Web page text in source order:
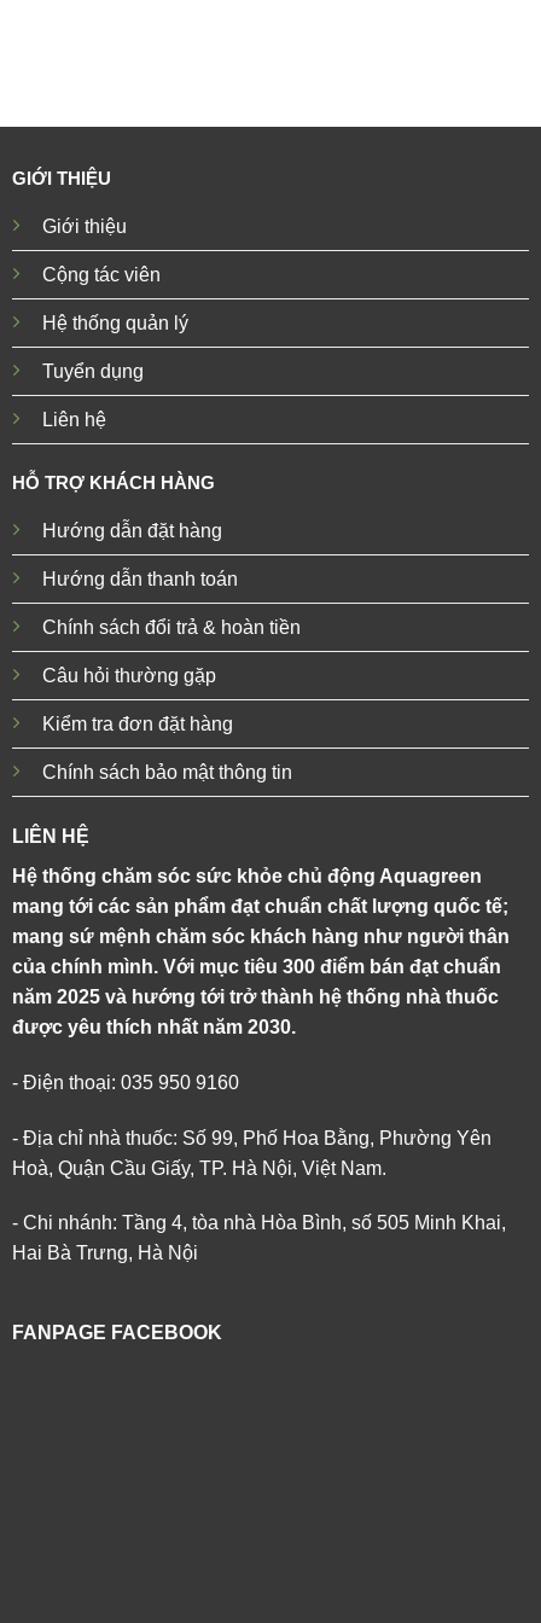
GIỚI THIỆU
Giới thiệu
Cộng tác viên
Hệ thống quản lý
Tuyển dụng
Liên hệ
HỖ TRỢ KHÁCH HÀNG
Hướng dẫn đặt hàng
Hướng dẫn thanh toán
Chính sách đổi trả & hoàn tiền
Câu hỏi thường gặp
Kiểm tra đơn đặt hàng
Chính sách bảo mật thông tin
LIÊN HỆ
Hệ thống chăm sóc sức khỏe chủ động Aquagreen
mang tới các sản phẩm đạt chuẩn chất lượng quốc tế;
mang sứ mệnh chăm sóc khách hàng như người thân
của chính mình. Với mục tiêu 300 điểm bán đạt chuẩn
năm 2025 và hướng tới trở thành hệ thống nhà thuốc
được yêu thích nhất năm 2030.
- Điện thoại: 035 950 9160
- Địa chỉ nhà thuốc: Số 99, Phố Hoa Bằng, Phường Yên
Hoà, Quận Cầu Giấy, TP. Hà Nội, Việt Nam.
- Chi nhánh: Tầng 4, tòa nhà Hòa Bình, số 505 Minh Khai,
Hai Bà Trưng, Hà Nội
FANPAGE FACEBOOK